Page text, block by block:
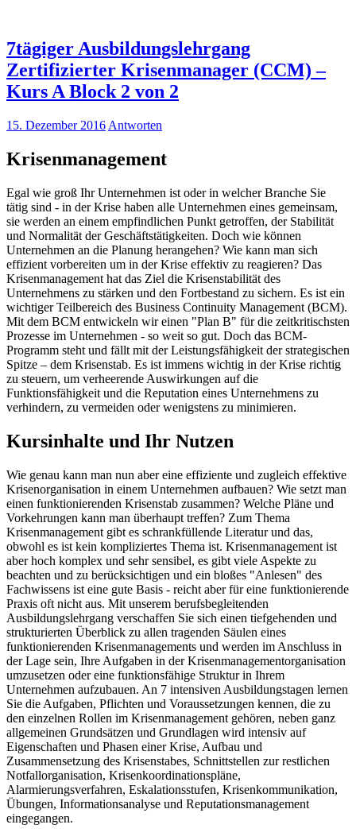
7tägiger Ausbildungslehrgang
Zertifizierter Krisenmanager (CCM) –
Kurs A Block 2 von 2
15. Dezember 2016 Antworten
Krisenmanagement
Egal wie groß Ihr Unternehmen ist oder in welcher Branche Sie
tätig sind - in der Krise haben alle Unternehmen eines gemeinsam,
sie werden an einem empfindlichen Punkt getroffen, der Stabilität
und Normalität der Geschäftstätigkeiten. Doch wie können
Unternehmen an die Planung herangehen? Wie kann man sich
effizient vorbereiten um in der Krise effektiv zu reagieren? Das
Krisenmanagement hat das Ziel die Krisenstabilität des
Unternehmens zu stärken und den Fortbestand zu sichern. Es ist ein
wichtiger Teilbereich des Business Continuity Management (BCM).
Mit dem BCM entwickeln wir einen "Plan B" für die zeitkritischsten
Prozesse im Unternehmen - so weit so gut. Doch das BCM-
Programm steht und fällt mit der Leistungsfähigkeit der strategischen
Spitze – dem Krisenstab. Es ist immens wichtig in der Krise richtig
zu steuern, um verheerende Auswirkungen auf die
Funktionsfähigkeit und die Reputation eines Unternehmens zu
verhindern, zu vermeiden oder wenigstens zu minimieren.
Kursinhalte und Ihr Nutzen
Wie genau kann man nun aber eine effiziente und zugleich effektive
Krisenorganisation in einem Unternehmen aufbauen? Wie setzt man
einen funktionierenden Krisenstab zusammen? Welche Pläne und
Vorkehrungen kann man überhaupt treffen? Zum Thema
Krisenmanagement gibt es schrankfüllende Literatur und das,
obwohl es ist kein kompliziertes Thema ist. Krisenmanagement ist
aber hoch komplex und sehr sensibel, es gibt viele Aspekte zu
beachten und zu berücksichtigen und ein bloßes "Anlesen" des
Fachwissens ist eine gute Basis - reicht aber für eine funktionierende
Praxis oft nicht aus. Mit unserem berufsbegleitenden
Ausbildungslehrgang verschaffen Sie sich einen tiefgehenden und
strukturierten Überblick zu allen tragenden Säulen eines
funktionierenden Krisenmanagements und werden im Anschluss in
der Lage sein, Ihre Aufgaben in der Krisenmanagementorganisation
umzusetzen oder eine funktionsfähige Struktur in Ihrem
Unternehmen aufzubauen. An 7 intensiven Ausbildungstagen lernen
Sie die Aufgaben, Pflichten und Voraussetzungen kennen, die zu
den einzelnen Rollen im Krisenmanagement gehören, neben ganz
allgemeinen Grundsätzen und Grundlagen wird intensiv auf
Eigenschaften und Phasen einer Krise, Aufbau und
Zusammensetzung des Krisenstabes, Schnittstellen zur restlichen
Notfallorganisation, Krisenkoordinationspläne,
Alarmierungsverfahren, Eskalationsstufen, Krisenkommunikation,
Übungen, Informationsanalyse und Reputationsmanagement
eingegangen.